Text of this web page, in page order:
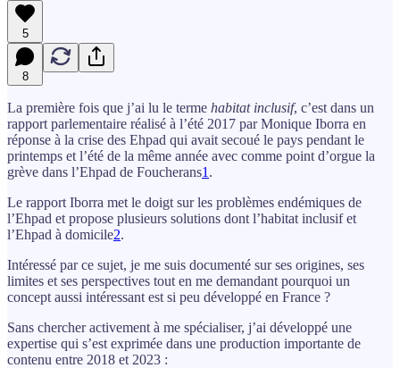
5
8
La première fois que j’ai lu le terme habitat inclusif, c’est dans un
rapport parlementaire réalisé à l’été 2017 par Monique Iborra en
réponse à la crise des Ehpad qui avait secoué le pays pendant le
printemps et l’été de la même année avec comme point d’orgue la
grève dans l’Ehpad de Foucherans1 .
Le rapport Iborra met le doigt sur les problèmes endémiques de
l’Ehpad et propose plusieurs solutions dont l’habitat inclusif et
l’Ehpad à domicile2.
Intéressé par ce sujet, je me suis documenté sur ses origines, ses
limites et ses perspectives tout en me demandant pourquoi un
concept aussi intéressant est si peu développé en France ?
Sans chercher activement à me spécialiser, j’ai développé une
expertise qui s’est exprimée dans une production importante de
contenu entre 2018 et 2023 :